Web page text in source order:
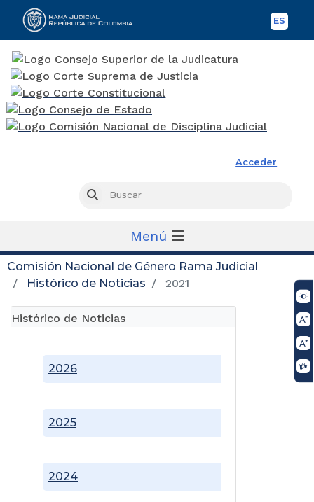
ES
Acceder
Buscar
Menú
Comisión Nacional de Género Rama Judicial
Histórico de Noticias
2021
Histórico de Noticias
2024
2025
2026